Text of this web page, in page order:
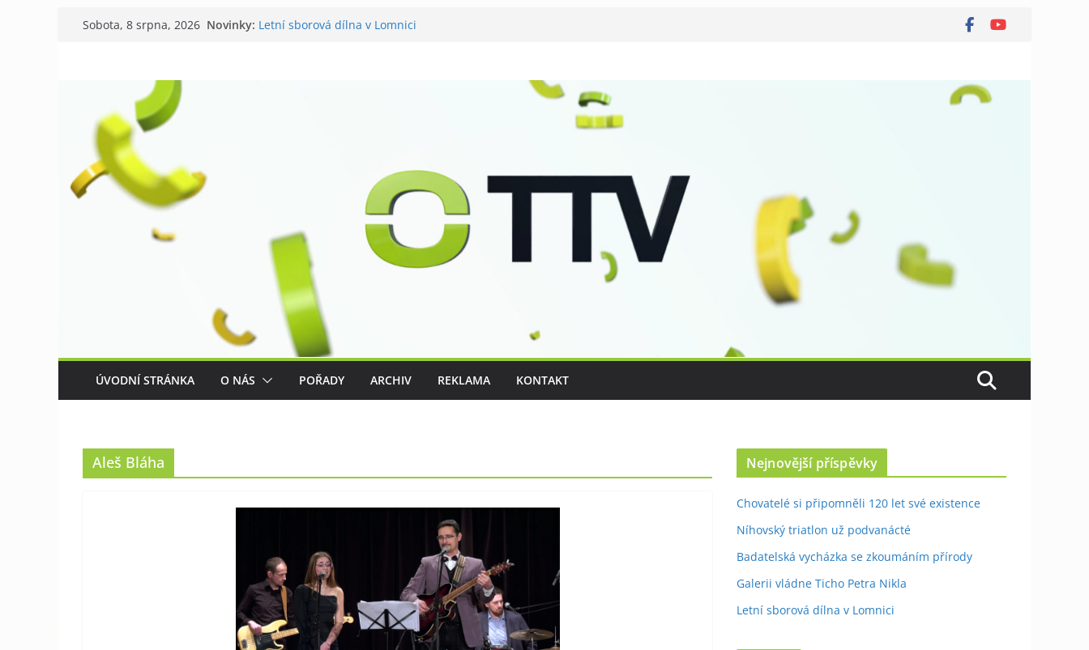
Přeskočit
Sobota, 8 srpna, 2026 Novinky: Letní sborová dílna v Lomnici
ÚVODNÍ STRÁNKA O NÁS POŘADY ARCHIV REKLAMA KONTAKT
Aleš Bláha Nejnovější příspěvky
Chovatelé si připomněli 120 let své existence
Níhovský triatlon už podvanácté
Badatelská vycházka se zkoumáním přírody
Galerii vládne Ticho Petra Nikla
Letní sborová dílna v Lomnici